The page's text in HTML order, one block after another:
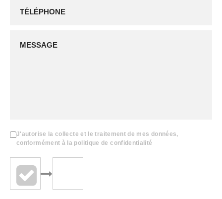
J'autorise la collecte et le traitement de mes données,
conformément à la politique de confidentialité